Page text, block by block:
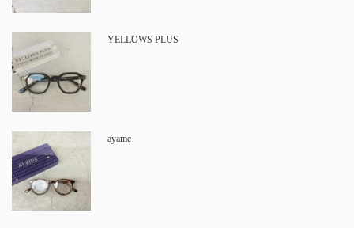
YELLOWS PLUS
ayame